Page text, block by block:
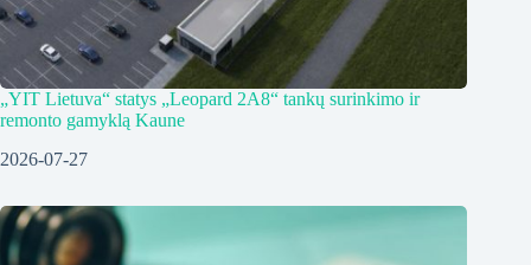
„YIT Lietuva“ statys „Leopard 2A8“ tankų surinkimo ir
remonto gamyklą Kaune
2026-07-27